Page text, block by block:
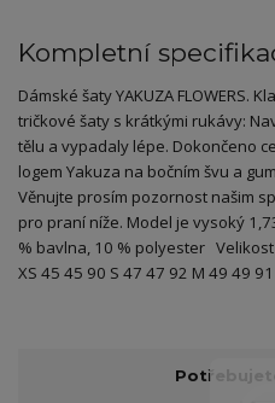
Kompletní
Dámské šaty YAKUZA FLOWERS.
tričkové šaty s krátkými rukávy:
tělu a vypadaly lépe. Dokončeno
logem Yakuza na bočním švu a
Věnujte prosím pozornost našim
pro praní níže. Model je vysoký
% bavlna, 10 % polyester Velikost
XS 45 45 90 S 47 47 92 M 49 49